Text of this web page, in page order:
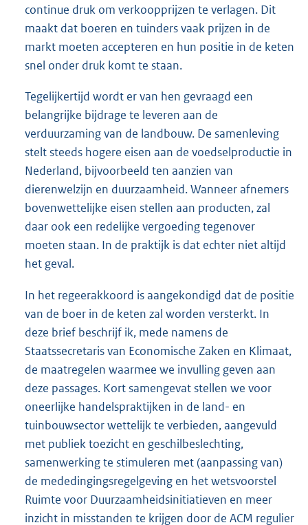
continue druk om verkoopprijzen te verlagen. Dit
maakt dat boeren en tuinders vaak prijzen in de
markt moeten accepteren en hun positie in de keten
snel onder druk komt te staan.
Tegelijkertijd wordt er van hen gevraagd een
belangrijke bijdrage te leveren aan de
verduurzaming van de landbouw. De samenleving
stelt steeds hogere eisen aan de voedselproductie in
Nederland, bijvoorbeeld ten aanzien van
dierenwelzijn en duurzaamheid. Wanneer afnemers
bovenwettelijke eisen stellen aan producten, zal
daar ook een redelijke vergoeding tegenover
moeten staan. In de praktijk is dat echter niet altijd
het geval.
In het regeerakkoord is aangekondigd dat de positie
van de boer in de keten zal worden versterkt. In
deze brief beschrijf ik, mede namens de
Staatssecretaris van Economische Zaken en Klimaat,
de maatregelen waarmee we invulling geven aan
deze passages. Kort samengevat stellen we voor
oneerlijke handelspraktijken in de land- en
tuinbouwsector wettelijk te verbieden, aangevuld
met publiek toezicht en geschilbeslechting,
samenwerking te stimuleren met (aanpassing van)
de mededingingsregelgeving en het wetsvoorstel
Ruimte voor Duurzaamheidsinitiatieven en meer
inzicht in misstanden te krijgen door de ACM regulier